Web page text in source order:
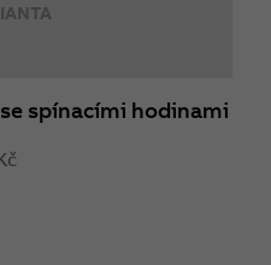
spínacími hodinami